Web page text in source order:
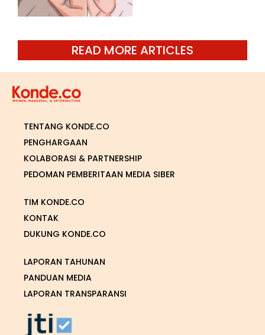
READ MORE ARTICLES
TENTANG KONDE.CO
PENGHARGAAN
KOLABORASI & PARTNERSHIP
PEDOMAN PEMBERITAAN MEDIA SIBER
TIM KONDE.CO
KONTAK
DUKUNG KONDE.CO
LAPORAN TAHUNAN
PANDUAN MEDIA
LAPORAN TRANSPARANSI